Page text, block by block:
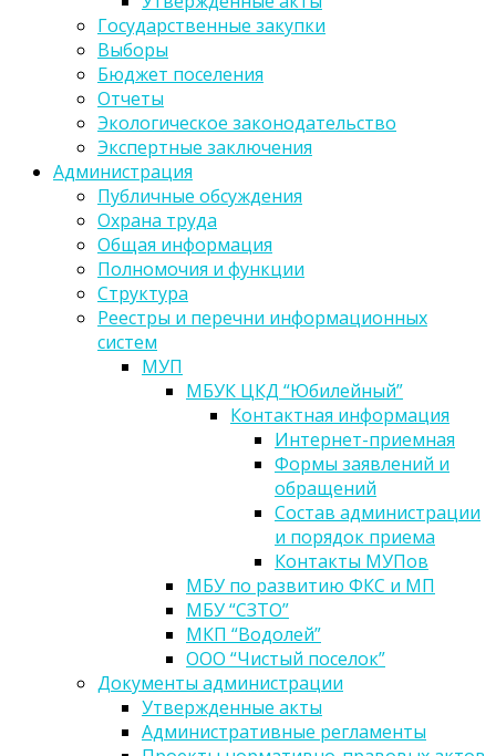
Государственные закупки
Выборы
Бюджет поселения
Отчеты
Экологическое законодательство
Экспертные заключения
Администрация
Публичные обсуждения
Охрана труда
Общая информация
Полномочия и функции
Структура
Реестры и перечни информационных
систем
МУП
МБУК ЦКД “Юбилейный”
Контактная информация
Интернет-приемная
Формы заявлений и
обращений
Состав администрации
и порядок приема
Контакты МУПов
МБУ по развитию ФКС и МП
МБУ “СЗТО”
МКП “Водолей”
ООО “Чистый поселок”
Документы администрации
Утвержденные акты
Административные регламенты